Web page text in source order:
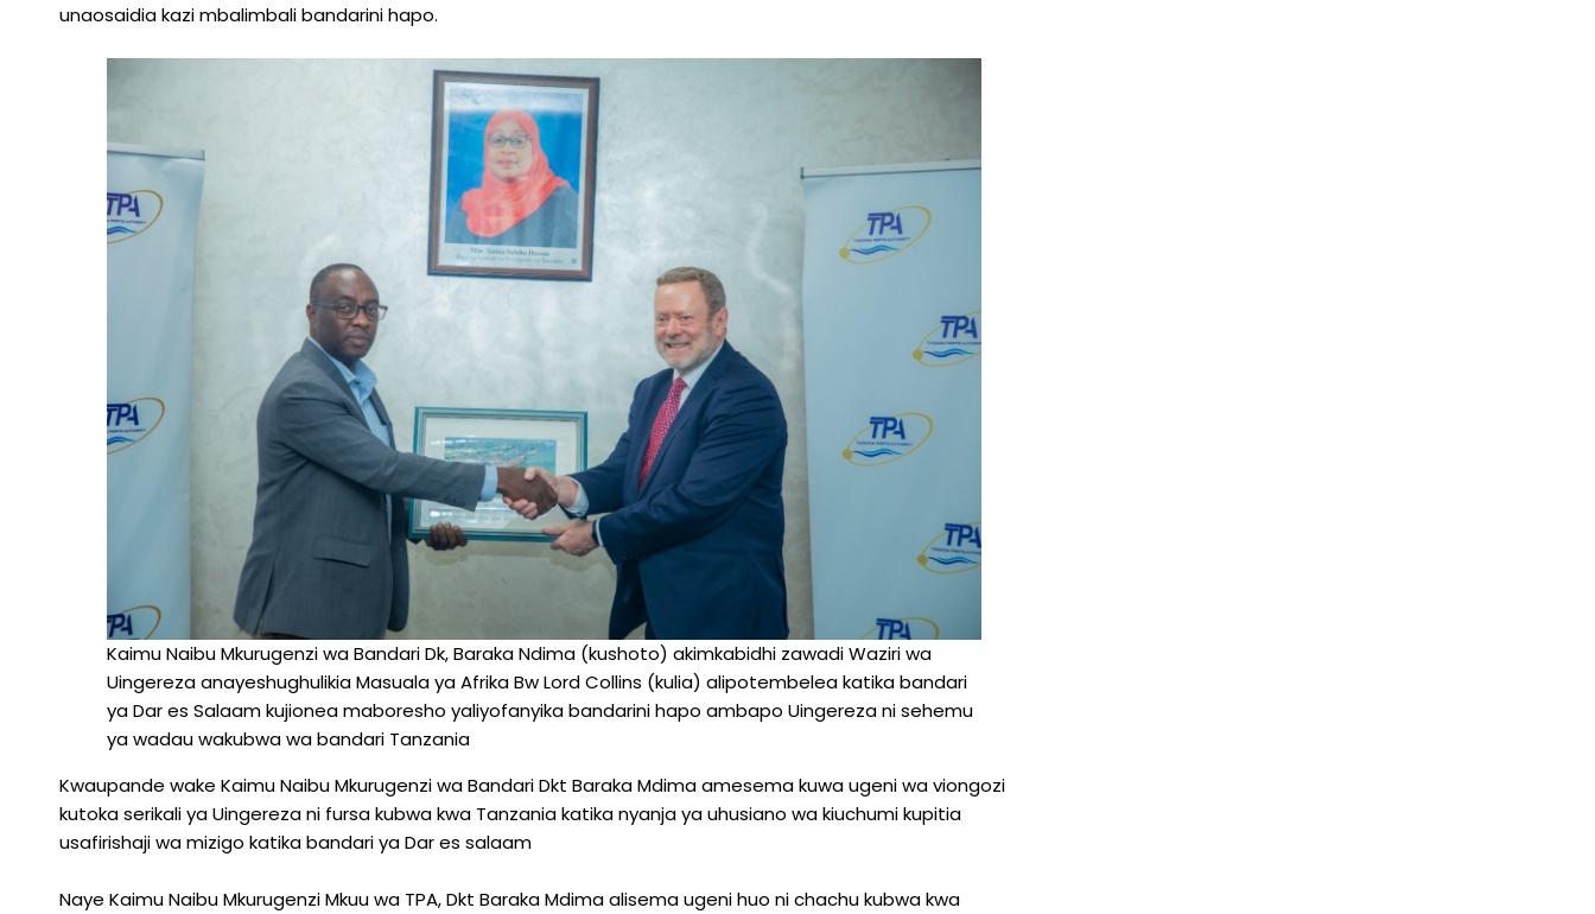
unaosaidia kazi mbalimbali bandarini hapo.
Kaimu Naibu Mkurugenzi wa Bandari Dk, Baraka Ndima (kushoto) akimkabidhi zawadi Waziri wa
Uingereza anayeshughulikia Masuala ya Afrika Bw Lord Collins (kulia) alipotembelea katika bandari
ya Dar es Salaam kujionea maboresho yaliyofanyika bandarini hapo ambapo Uingereza ni sehemu
ya wadau wakubwa wa bandari Tanzania
Kwaupande wake Kaimu Naibu Mkurugenzi wa Bandari Dkt Baraka Mdima amesema kuwa ugeni wa viongozi
kutoka serikali ya Uingereza ni fursa kubwa kwa Tanzania katika nyanja ya uhusiano wa kiuchumi kupitia
usafirishaji wa mizigo katika bandari ya Dar es salaam
Naye Kaimu Naibu Mkurugenzi Mkuu wa TPA, Dkt Baraka Mdima alisema ugeni huo ni chachu kubwa kwa